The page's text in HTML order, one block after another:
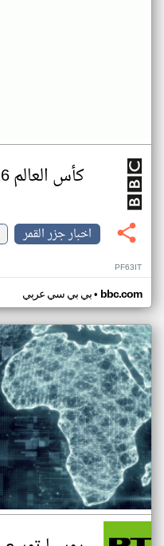
كأس العالم 2026
اخبار جزر القمر
PF63IT
بي بي سي عربي• bbc.com